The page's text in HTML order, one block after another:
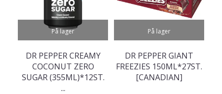
På lager
DR PEPPER CREAMY
COCONUT ZERO
SUGAR (355ML)*12ST.
...
På lager
DR PEPPER GIANT
FREEZIES 150ML*27ST.
[CANADIAN]